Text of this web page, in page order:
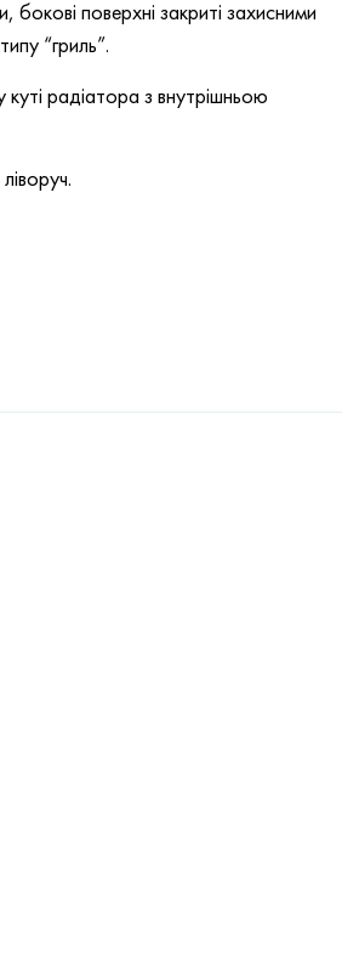
поверхні закриті захисними
“гриль”.
радіатора з внутрішньою